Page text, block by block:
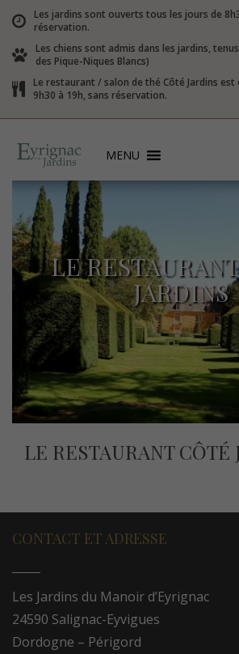
Les jardins sont ouverts tous les jours de
réservation.
Les chiens sont admis dans les jardins,
des Pique-Niques Blancs)
Le restaurant / salon de thé Côté Jardins
9h30 à 19h, sans réservation.
MENU
LE
JARDINS
LE RESTAURANT CÔTÉ
CONTACT ET ADRESSE
Les Jardins du Manoir d’Eyrignac
24590 Salignac-Eyvigues
Dordogne – Périgord